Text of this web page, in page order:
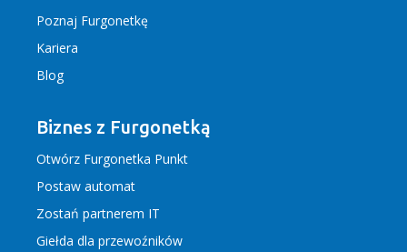
Poznaj Furgonetkę
Kariera
Blog
Biznes z Furgonetką
Otwórz Furgonetka Punkt
Postaw automat
Zostań partnerem IT
Giełda dla przewoźników